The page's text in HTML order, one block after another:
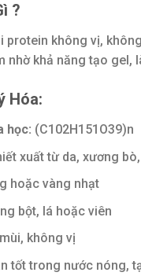
?
protein không vị,
nhờ khả năng tạo
Hóa:
học: (C102H151O39)n
xuất từ da, xương
hoặc vàng nhạt
bột, lá hoặc viên
không vị
tốt trong nước nóng,